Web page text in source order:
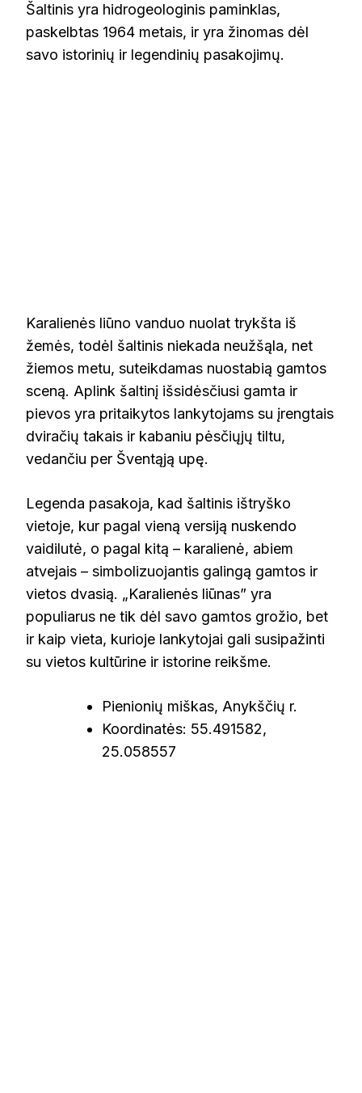
Šaltinis yra hidrogeologinis paminklas,
paskelbtas 1964 metais, ir yra žinomas dėl
savo istorinių ir legendinių pasakojimų.
Karalienės liūno vanduo nuolat trykšta iš
žemės, todėl šaltinis niekada neužšąla, net
žiemos metu, suteikdamas nuostabią gamtos
sceną. Aplink šaltinį išsidėsčiusi gamta ir
pievos yra pritaikytos lankytojams su įrengtais
dviračių takais ir kabaniu pėsčiųjų tiltu,
vedančiu per Šventąją upę.
Legenda pasakoja, kad šaltinis ištryško
vietoje, kur pagal vieną versiją nuskendo
vaidilutė, o pagal kitą – karalienė, abiem
atvejais – simbolizuojantis galingą gamtos ir
vietos dvasią. „Karalienės liūnas” yra
populiarus ne tik dėl savo gamtos grožio, bet
ir kaip vieta, kurioje lankytojai gali susipažinti
su vietos kultūrine ir istorine reikšme.
Pienionių miškas, Anykščių r.
Koordinatės: 55.491582,
25.058557